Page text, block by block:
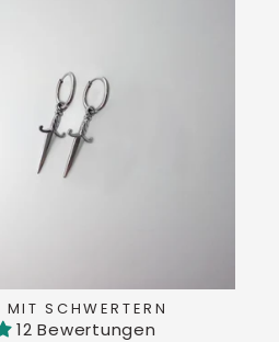
MIT SCHWERTERN
12 Bewertungen